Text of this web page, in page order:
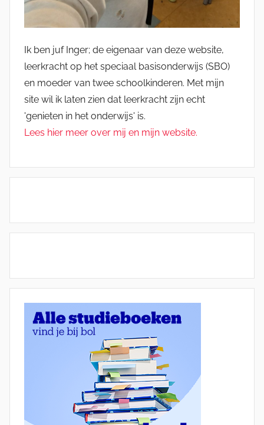
Ik ben juf Inger; de eigenaar van deze website,
leerkracht op het speciaal basisonderwijs (SBO)
en moeder van twee schoolkinderen. Met mijn
site wil ik laten zien dat leerkracht zijn echt
'genieten in het onderwijs' is.
Lees hier meer over mij en mijn website.